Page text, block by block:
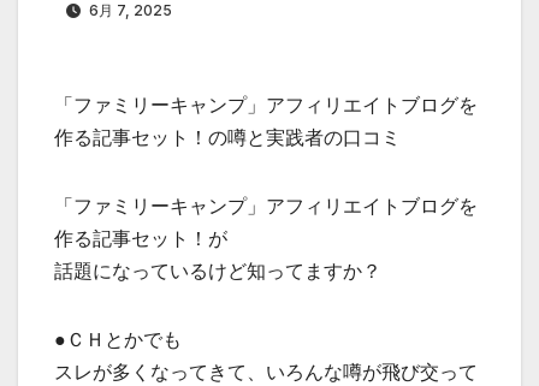
6月 7, 2025
「ファミリーキャンプ」アフィリエイトブログを
作る記事セット！の噂と実践者の口コミ
「ファミリーキャンプ」アフィリエイトブログを
作る記事セット！が
話題になっているけど知ってますか？
●ＣＨとかでも
スレが多くなってきて、いろんな噂が飛び交って